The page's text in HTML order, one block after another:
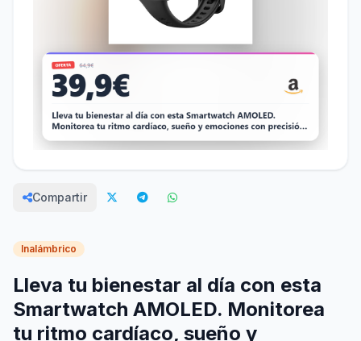
Compartir
Inalámbrico
Lleva tu bienestar al día con esta
Smartwatch AMOLED. Monitorea
tu ritmo cardíaco, sueño y